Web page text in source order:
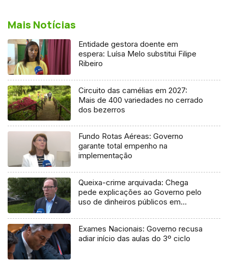
Mais Notícias
Entidade gestora doente em
espera: Luísa Melo substitui Filipe
Ribeiro
Circuito das camélias em 2027:
Mais de 400 variedades no cerrado
dos bezerros
Fundo Rotas Aéreas: Governo
garante total empenho na
implementação
Queixa-crime arquivada: Chega
pede explicações ao Governo pelo
uso de dinheiros públicos em
Exames Nacionais: Governo recusa
adiar início das aulas do 3º ciclo